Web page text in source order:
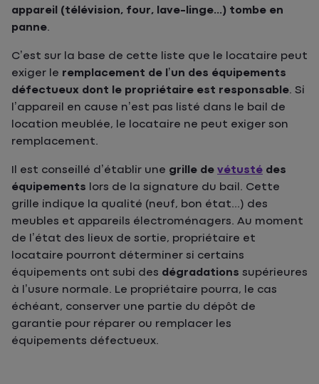
appareil (télévision, four, lave-linge...) tombe en
panne.
C’est sur la base de cette liste que le locataire peut
exiger le remplacement de l’un des équipements
défectueux dont le propriétaire est responsable. Si
l’appareil en cause n’est pas listé dans le bail de
location meublée, le locataire ne peut exiger son
remplacement.
Il est conseillé d’établir une grille de vétusté des
équipements lors de la signature du bail. Cette
grille indique la qualité (neuf, bon état...) des
meubles et appareils électroménagers. Au moment
de l’état des lieux de sortie, propriétaire et
locataire pourront déterminer si certains
équipements ont subi des dégradations supérieures
à l’usure normale. Le propriétaire pourra, le cas
échéant, conserver une partie du dépôt de
garantie pour réparer ou remplacer les
équipements défectueux.